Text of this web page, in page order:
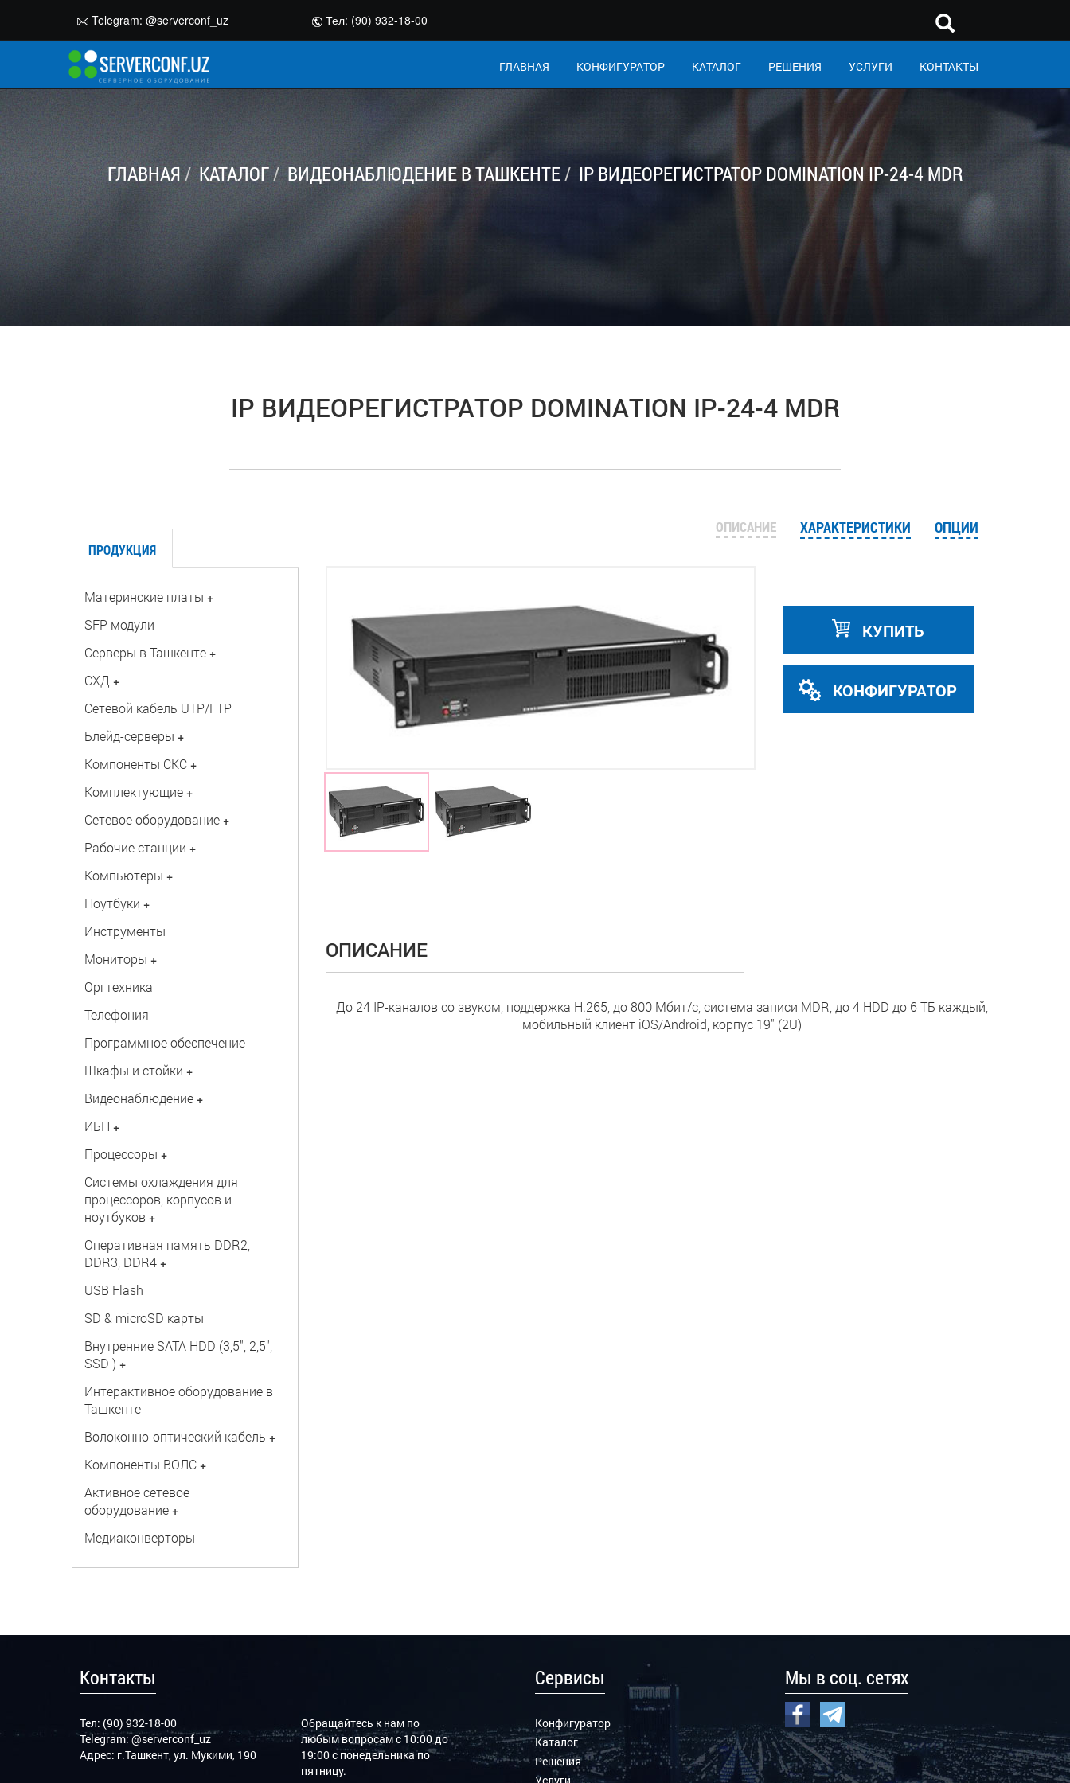
Telegram: @serverconf_uz Тел: (90) 932-18-00
ГЛАВНАЯ КОНФИГУРАТОР КАТАЛОГ РЕШЕНИЯ УСЛУГИ КОНТАКТЫ
ГЛАВНАЯ КАТАЛОГ ВИДЕОНАБЛЮДЕНИЕ В ТАШКЕНТЕ IP ВИДЕОРЕГИСТРАТОР DOMINATION IP-24-4 MDR
IP ВИДЕОРЕГИСТРАТОР DOMINATION IP-24-4 MDR
ПРОДУКЦИЯ
Материнские платы +
SFP модули
Серверы в Ташкенте +
СХД +
Сетевой кабель UTP/FTP
Блейд-серверы +
Компоненты СКС +
Комплектующие +
Сетевое оборудование +
Рабочие станции +
Компьютеры +
Ноутбуки +
Инструменты
Мониторы +
Оргтехника
Телефония
Программное обеспечение
Шкафы и стойки +
Видеонаблюдение +
ИБП +
Процессоры +
Системы охлаждения для
процессоров, корпусов и
ноутбуков +
Оперативная память DDR2,
DDR3, DDR4 +
USB Flash
SD & microSD карты
Внутренние SATA HDD (3,5", 2,5",
SSD ) +
Интерактивное оборудование в
Ташкенте
Волоконно-оптический кабель +
Компоненты ВОЛС +
Активное сетевое
оборудование +
Медиаконверторы
ОПИСАНИЕ ХАРАКТЕРИСТИКИ ОПЦИИ
КУПИТЬ
КОНФИГУРАТОР
ОПИСАНИЕ
До 24 IP-каналов со звуком, поддержка Н.265, до 800 Мбит/с, система записи MDR, до 4 HDD до 6 ТБ каждый,
мобильный клиент iOS/Android, корпус 19" (2U)
Контакты
Тел: (90) 932-18-00
Telegram:@serverconf_uz
Адрес: г.Ташкент, ул. Мукими, 190
Обращайтесь к нам по
любым вопросам с 10:00 до
19:00 с понедельника по
пятницу.
Сервисы
Конфигуратор
Каталог
Решения
Мы в соц. сетях